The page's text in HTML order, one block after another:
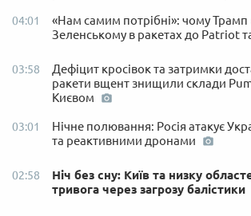
04:01
«Нам самим потрібні»: чому Трамп
Зеленському в ракетах до Patriot
03:58
Дефіцит кросівок та затримки
ракети вщент знищили склади
Києвом
03:01
Нічне полювання: Росія атакує
та реактивними дронами
02:58
Ніч без сну: Київ та низку
тривога через загрозу балістики